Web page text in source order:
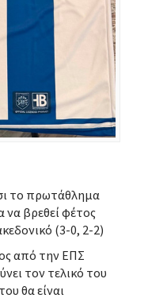
το πρωτάθλημα
να βρεθεί φέτος
(3-0, 2-2)
από την ΕΠΣ
τον τελικό του
θα είναι